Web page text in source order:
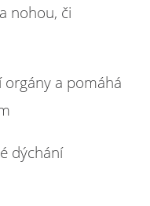
nohou, či
orgány a pomáhá
dýchání